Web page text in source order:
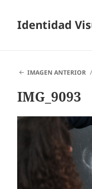
Identidad
IMAGEN ANTERIOR
IMG_9093